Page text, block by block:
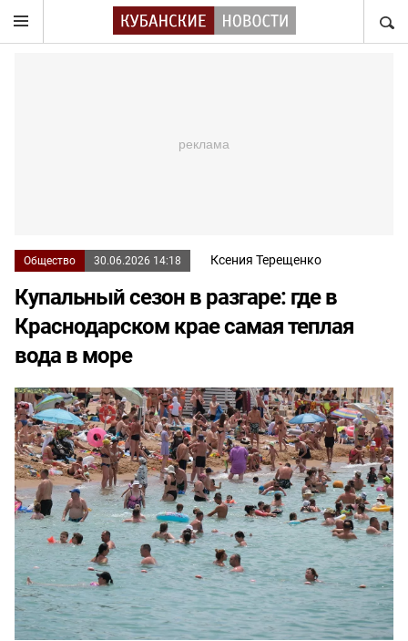
Общество 30.06.2026 14:18 Ксения Терещенко
Купальный сезон в разгаре: где в
Краснодарском крае самая теплая
вода в море